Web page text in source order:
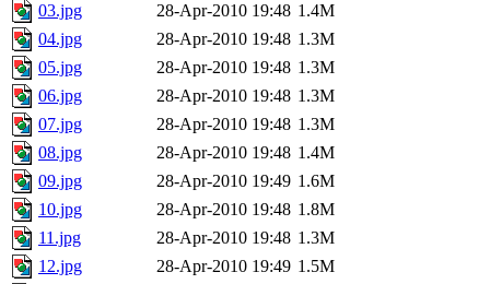
03.jpg
28-Apr-2010 19:48 1.4M
04.jpg
28-Apr-2010 19:48 1.3M
05.jpg
28-Apr-2010 19:48 1.3M
06.jpg
28-Apr-2010 19:48 1.3M
07.jpg
28-Apr-2010 19:48 1.3M
08.jpg
28-Apr-2010 19:48 1.4M
09.jpg
28-Apr-2010 19:49 1.6M
10.jpg
28-Apr-2010 19:48 1.8M
11.jpg
28-Apr-2010 19:48 1.3M
12.jpg
28-Apr-2010 19:49 1.5M